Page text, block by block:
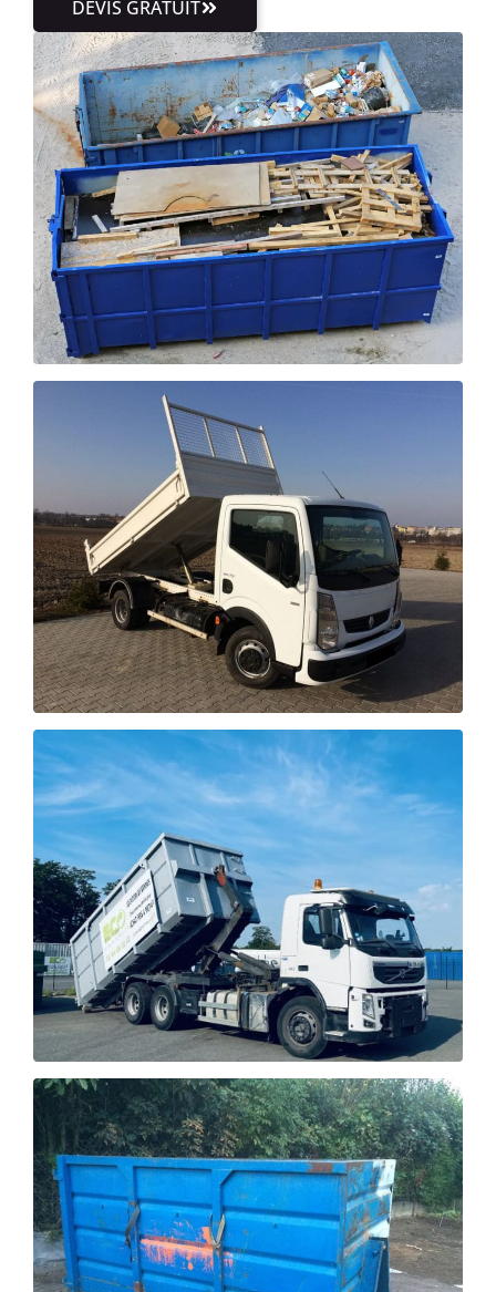
DEVIS GRATUIT